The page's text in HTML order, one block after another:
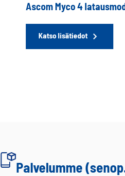
Ascom Myco 4
Katso lisätiedot
Palvelumme